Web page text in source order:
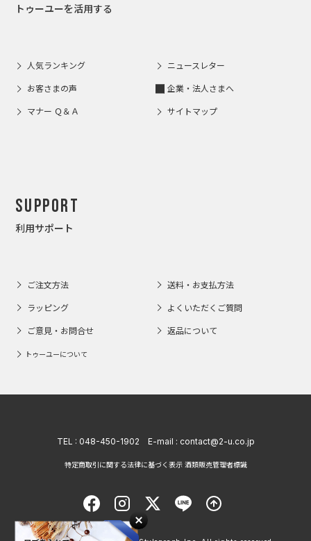
トゥーユーを活用する
人気ランキング ニュースレター
お客さまの声 企業・法人さまへ
マナー Ｑ＆Ａ サイトマップ
Support
利用サポート
ご注文方法 送料・お支払方法
ラッピング よくいただくご質問
ご意見・お問合せ 返品について
トゥーユーについて
TEL : 048-450-1902 E-mail : contact@2-u.co.jp
特定商取引に関する法律に基づく表示 酒類販売管理者標識